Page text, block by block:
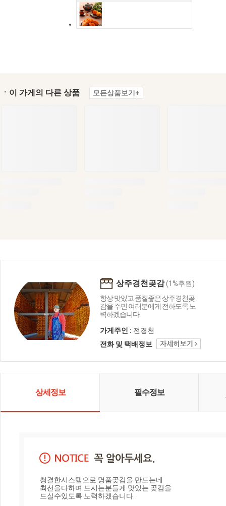
ㆍ이 가게의 다른 상품 모든상품보기+
상주경천곶감(1%후원)
항상 맛있고 품질좋은 상주경천곶
감을 주민 여러분에게 전하도록 노
력하겠습니다.
가게주인 : 전경천
전화 및 택배정보
상세정보 필수정보
청결한시스템으로 명품곶감을 만드는데
최선을다하며 드시는분들게 맛있는 곶감을
드실수있도록 노력하겠습니다.